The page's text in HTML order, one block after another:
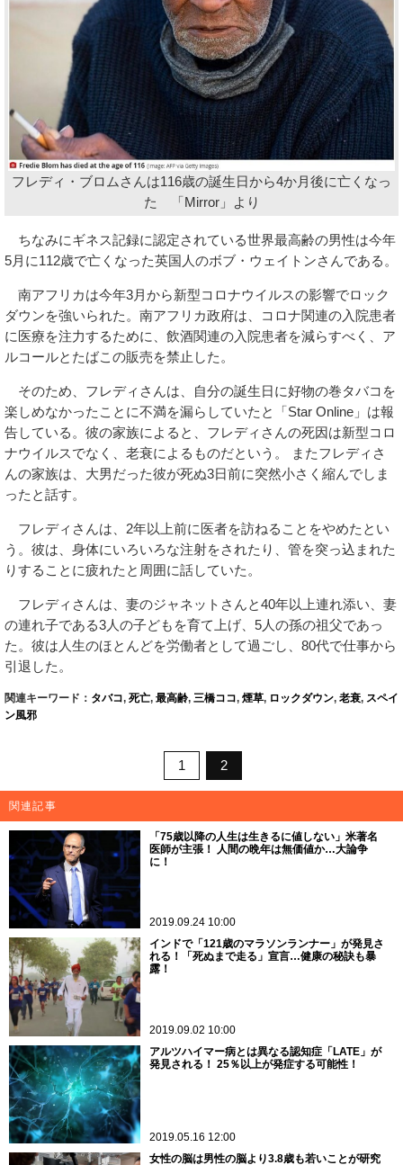
フレディ・ブロムさんは116歳の誕生日から4か月後に亡くなっ
た 「Mirror」より
ちなみにギネス記録に認定されている世界最高齢の男性は今年
5月に112歳で亡くなった英国人のボブ・ウェイトンさんである。
南アフリカは今年3月から新型コロナウイルスの影響でロック
ダウンを強いられた。南アフリカ政府は、コロナ関連の入院患者
に医療を注力するために、飲酒関連の入院患者を減らすべく、ア
ルコールとたばこの販売を禁止した。
そのため、フレディさんは、自分の誕生日に好物の巻タバコを
楽しめなかったことに不満を漏らしていたと「Star Online」は報
告している。彼の家族によると、フレディさんの死因は新型コロ
ナウイルスでなく、老衰によるものだという。 またフレディさ
んの家族は、大男だった彼が死ぬ3日前に突然小さく縮んでしま
ったと話す。
フレディさんは、2年以上前に医者を訪ねることをやめたとい
う。彼は、身体にいろいろな注射をされたり、管を突っ込まれた
りすることに疲れたと周囲に話していた。
フレディさんは、妻のジャネットさんと40年以上連れ添い、妻
の連れ子である3人の子どもを育て上げ、5人の孫の祖父であっ
た。彼は人生のほとんどを労働者として過ごし、80代で仕事から
引退した。
関連キーワード： タバコ, 死亡, 最高齢, 三橋ココ, 煙草, ロックダウン, 老衰, スペイ
ン風邪
1 2
関連記事
「75歳以降の人生は生きるに値しない」米著名
医師が主張！ 人間の晩年は無価値か…大論争
に！
2019.09.24 10:00
インドで「121歳のマラソンランナー」が発見さ
れる！「死ぬまで走る」宣言…健康の秘訣も暴
露！
2019.09.02 10:00
アルツハイマー病とは異なる認知症「LATE」が
発見される！ 25％以上が発症する可能性！
2019.05.16 12:00
女性の脳は男性の脳より3.8歳も若いことが研究